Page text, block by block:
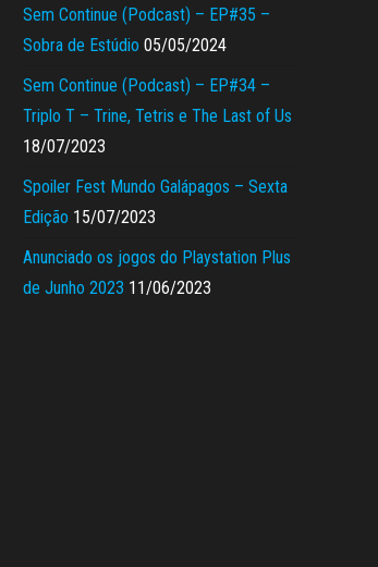
Sem Continue (Podcast) – EP#35 –
Sobra de Estúdio 05/05/2024
Sem Continue (Podcast) – EP#34 –
Triplo T – Trine, Tetris e The Last of Us
18/07/2023
Spoiler Fest Mundo Galápagos – Sexta
Edição 15/07/2023
Anunciado os jogos do Playstation Plus
de Junho 2023 11/06/2023